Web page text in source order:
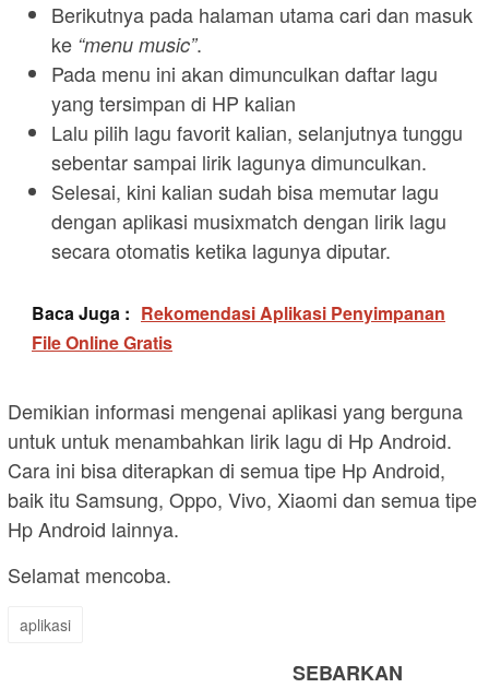
Berikutnya pada halaman utama cari dan masuk
ke “menu music”.
Pada menu ini akan dimunculkan daftar lagu
yang tersimpan di HP kalian
Lalu pilih lagu favorit kalian, selanjutnya tunggu
sebentar sampai lirik lagunya dimunculkan.
Selesai, kini kalian sudah bisa memutar lagu
dengan aplikasi musixmatch dengan lirik lagu
secara otomatis ketika lagunya diputar.
Baca Juga : Rekomendasi Aplikasi Penyimpanan
File Online Gratis
Demikian informasi mengenai aplikasi yang berguna
untuk untuk menambahkan lirik lagu di Hp Android.
Cara ini bisa diterapkan di semua tipe Hp Android,
baik itu Samsung, Oppo, Vivo, Xiaomi dan semua tipe
Hp Android lainnya.
Selamat mencoba.
aplikasi
SEBARKAN